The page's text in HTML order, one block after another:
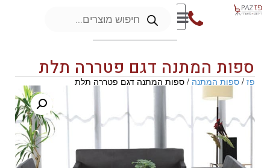
ספות המתנה דגם פטררה תלת
פז/ספות המתנה/ ספות המתנה דגם פטררה תלת